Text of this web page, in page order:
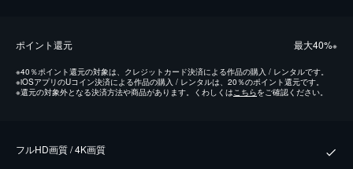
ポイント還元 最⼤40%※
※40％ポイント還元の対象は、クレジットカード決済による作品の購入 / レンタルです。
※iOSアプリのUコイン決済による作品の購入 / レンタルは、20％のポイント還元です。
※還元の対象外となる決済方法や商品があります。くわしくは こちらをご確認ください。
フルHD画質 / 4K画質